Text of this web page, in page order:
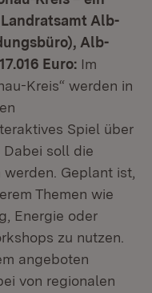
Alb-
Alb-
Euro: Im
Kreis“ werden in
Spiel über
soll die
Geplant ist,
Themen wie
Energie oder
zu nutzen.
angeboten
von regionalen